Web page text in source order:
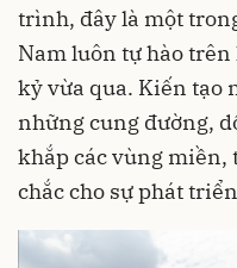
trình, đây là một
Nam luôn tự hào
kỷ vừa qua. Kiến tạo
những cung đường,
khắp các vùng
chắc cho sự phát